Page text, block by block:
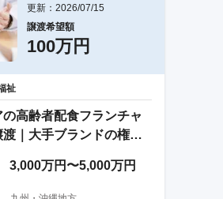
更新：2026/07/15
譲渡希望額
100万円
祉
高齢者配食フランチャ
｜大手ブランドの権利
3,000万円〜5,000万円